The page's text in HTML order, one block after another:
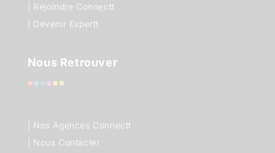
| Rejoindre Connectt
| Devenir Expertt
Nous Retrouver
Nos Agences Connectt
Nous Contacter